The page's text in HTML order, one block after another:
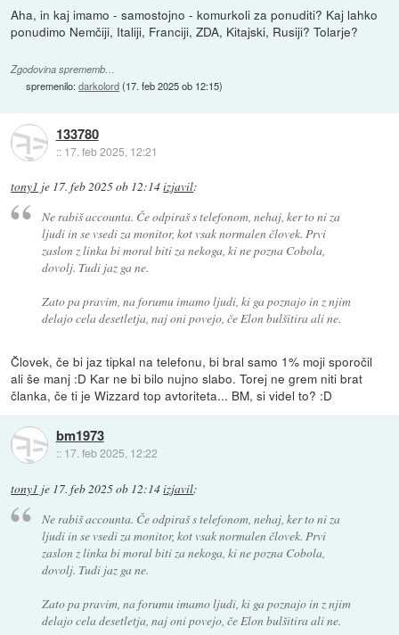
Aha, in kaj imamo - samostojno - komurkoli za ponuditi? Kaj lahko
ponudimo Nemčiji, Italiji, Franciji, ZDA, Kitajski, Rusiji? Tolarje?
Zgodovina sprememb…
spremenilo:darkolord(17. feb 2025 ob 12:15)
133780
:: 17. feb 2025, 12:21
tony1 je 17. feb 2025 ob 12:14izjavil:
Ne rabiš accounta. Če odpiraš s telefonom, nehaj, ker to ni za
ljudi in se vsedi za monitor, kot vsak normalen človek. Prvi
zaslon z linka bi moral biti za nekoga, ki ne pozna Cobola,
dovolj. Tudi jaz ga ne.
Zato pa pravim, na forumu imamo ljudi, ki ga poznajo in z njim
delajo cela desetletja, naj oni povejo, če Elon bulšitira ali ne.
Človek, če bi jaz tipkal na telefonu, bi bral samo 1% moji sporočil
ali še manj :D Kar ne bi bilo nujno slabo. Torej ne grem niti brat
članka, če ti je Wizzard top avtoriteta... BM, si videl to? :D
bm1973
:: 17. feb 2025, 12:22
tony1 je 17. feb 2025 ob 12:14izjavil:
Ne rabiš accounta. Če odpiraš s telefonom, nehaj, ker to ni za
ljudi in se vsedi za monitor, kot vsak normalen človek. Prvi
zaslon z linka bi moral biti za nekoga, ki ne pozna Cobola,
dovolj. Tudi jaz ga ne.
Zato pa pravim, na forumu imamo ljudi, ki ga poznajo in z njim
delajo cela desetletja, naj oni povejo, če Elon bulšitira ali ne.